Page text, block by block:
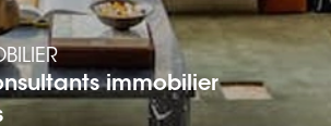
immobilier